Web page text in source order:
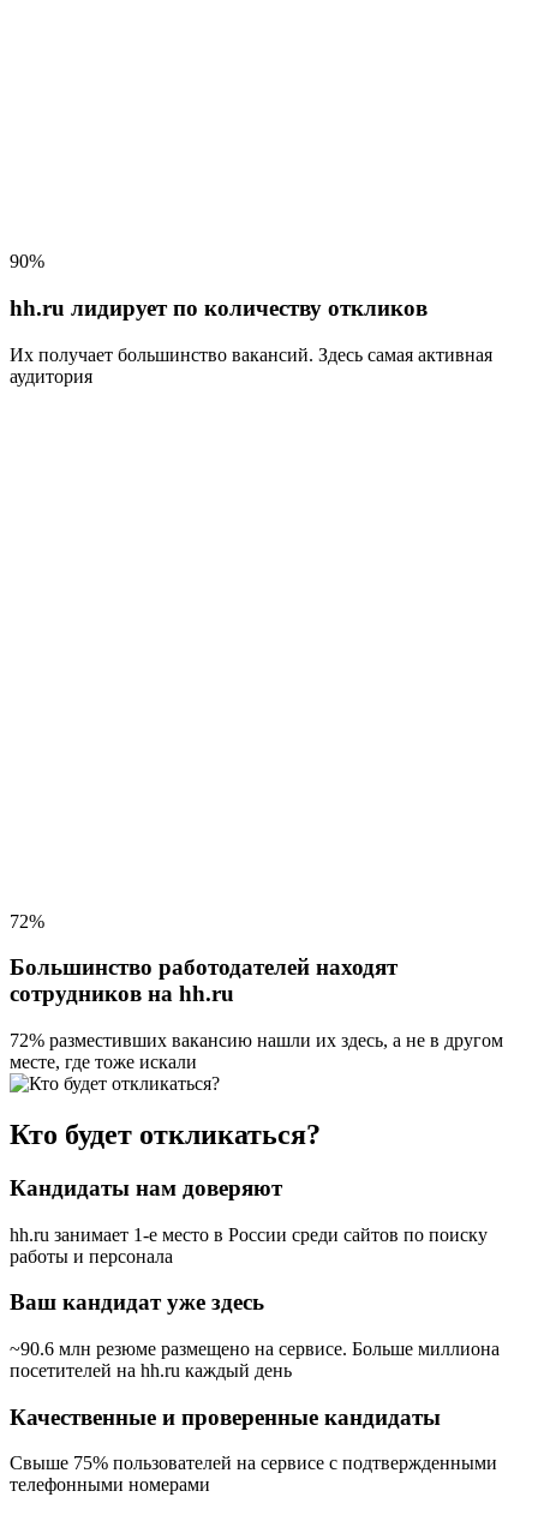
90%
hh.ru лидирует по количеству откликов
Их получает большинство вакансий. Здесь самая активная
аудитория
72%
Большинство работодателей находят
сотрудников на hh.ru
72% разместивших вакансию нашли их здесь, а не в другом
месте, где тоже искали
Кто будет откликаться?
Кандидаты нам доверяют
hh.ru занимает 1-е место в России среди сайтов по поиску
работы и персонала
Ваш кандидат уже здесь
~90.6 млн резюме размещено на сервисе. Больше миллиона
посетителей на hh.ru каждый день
Качественные и проверенные кандидаты
Свыше 75% пользователей на сервисе с подтвержденными
телефонными номерами